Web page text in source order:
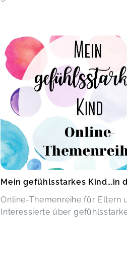
Mein gefühlsstarkes Kind...in
Online-Themenreihe für Eltern
Interessierte über